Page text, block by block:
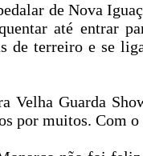
de Nova
até entrar
de terreiro e se
Velha Guarda
por muitos. Com